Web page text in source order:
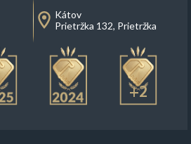
Kátov
Prietržka 132, Prietržka
+2